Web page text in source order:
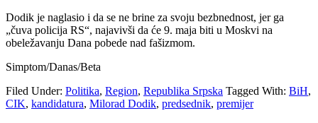
Dodik je naglasio i da se ne brine za svoju bezbnednost, jer ga
„čuva policija RS“, najavivši da će 9. maja biti u Moskvi na
obeležavanju Dana pobede nad fašizmom.
Simptom/Danas/Beta
Filed Under: Politika, Region, Republika Srpska Tagged With: BiH,
CIK, kandidatura, Milorad Dodik, predsednik, premijer